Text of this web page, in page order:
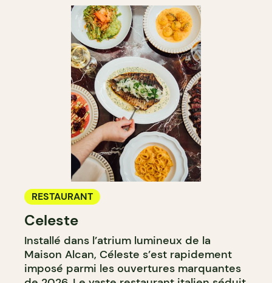
RESTAURANT
Celeste
Installé dans l’atrium lumineux de la
Maison Alcan, Céleste s’est rapidement
imposé parmi les ouvertures marquantes